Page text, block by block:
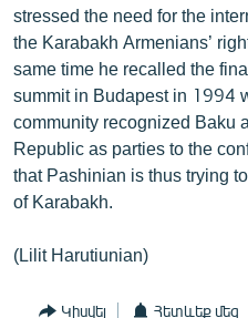
stressed the need for the
the Karabakh Armenians’
same time he recalled the
summit in Budapest in 1994
community recognized Baku
Republic as parties to the
that Pashinian is thus trying
of Karabakh.
(Lilit Harutiunian)
Կիսվել Հետևեք մեզ